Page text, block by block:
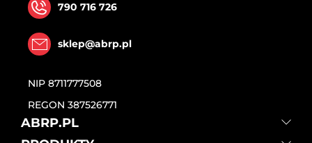
790 716 726
sklep@abrp.pl
NIP 8711777508
REGON 387526771
ABRP.PL